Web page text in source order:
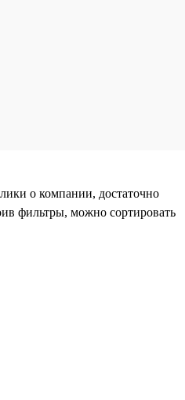
о компании, достаточно
фильтры, можно сортировать